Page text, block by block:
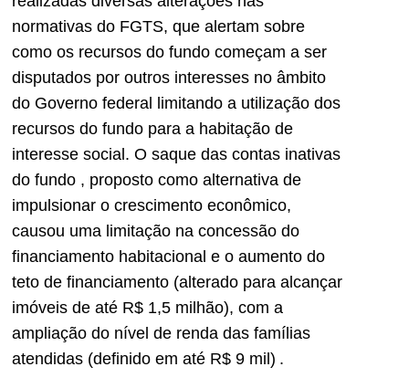
normativas do FGTS, que alertam sobre
como os recursos do fundo começam a ser
disputados por outros interesses no âmbito
do Governo federal limitando a utilização dos
recursos do fundo para a habitação de
interesse social. O saque das contas inativas
do fundo , proposto como alternativa de
impulsionar o crescimento econômico,
causou uma limitação na concessão do
financiamento habitacional e o aumento do
teto de financiamento (alterado para alcançar
imóveis de até R$ 1,5 milhão), com a
ampliação do nível de renda das famílias
atendidas (definido em até R$ 9 mil) .